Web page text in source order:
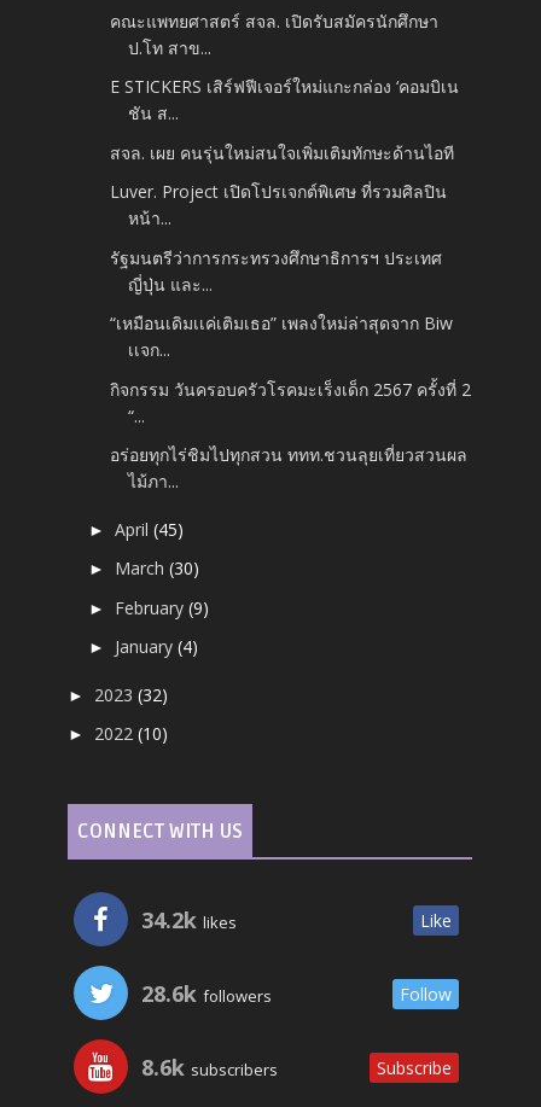
คณะแพทยศาสตร์ สจล. เปิดรับสมัครนักศึกษา
ป.โท สาข...
E STICKERS เสิร์ฟฟีเจอร์ใหม่แกะกล่อง ‘คอมบิเน
ชัน ส...
สจล. เผย คนรุ่นใหม่สนใจเพิ่มเติมทักษะด้านไอที
Luver. Project เปิดโปรเจกต์พิเศษ ที่รวมศิลปิน
หน้า...
รัฐมนตรีว่าการกระทรวงศึกษาธิการฯ ประเทศ
ญี่ปุ่น และ...
“เหมือนเดิมเเค่เติมเธอ” เพลงใหม่ล่าสุดจาก Biw
เเจก...
กิจกรรม วันครอบครัวโรคมะเร็งเด็ก 2567 ครั้งที่ 2
“...
อร่อยทุกไร่ชิมไปทุกสวน ททท.ชวนลุยเที่ยวสวนผล
ไม้ภา...
►April(45)
► March(30)
► February(9)
► January(4)
► 2023(32)
► 2022(10)
CONNECT WITH US
34.2k likes Like
28.6k followers Follow
8.6k subscribers Subscribe